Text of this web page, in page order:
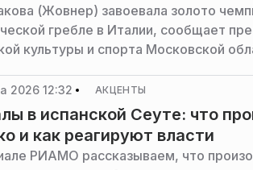
(Жовнер) завоевала золото
гребле в Италии, сообщает
культуры и спорта Московской
2026 12:32 АКЦЕНТЫ
в испанской Сеуте: что
и как реагируют власти
РИАМО рассказываем, что